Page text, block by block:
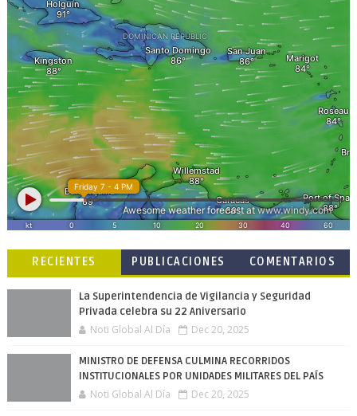
RECIENTES
PUBLICACIONES
COMENTARIOS
La Superintendencia de Vigilancia y Seguridad
Privada celebra su 22 Aniversario
Noti Global Al Día Dec 20, 2025
MINISTRO DE DEFENSA CULMINA RECORRIDOS
INSTITUCIONALES POR UNIDADES MILITARES DEL PAÍS
Noti Global Al Día Dec 20, 2025